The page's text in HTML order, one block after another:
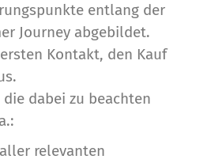
entlang der
Journey abgebildet.
Kontakt, den Kauf
dabei zu beachten
relevanten